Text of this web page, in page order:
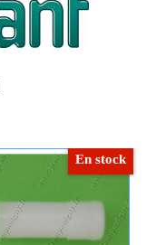
En stock